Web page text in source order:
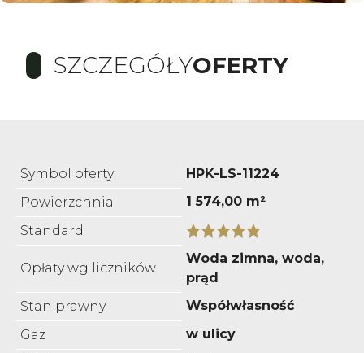
SZCZEGÓŁYOFERTY
Symbol oferty
HPK-LS-11224
Powierzchnia
1 574,00 m²
Standard
Opłaty wg liczników
Woda zimna, woda,
prąd
Stan prawny
Współwłasność
Gaz
w ulicy